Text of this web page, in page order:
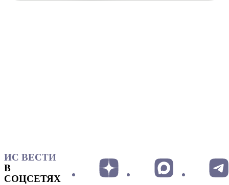
ИС ВЕСТИ
В
СОЦСЕТЯХ